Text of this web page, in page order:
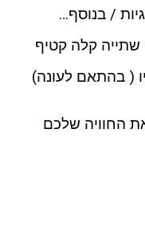
/ בנוסף…
שתייה קלה קטיף
( בהתאם לעונה)
החוויה שלכם